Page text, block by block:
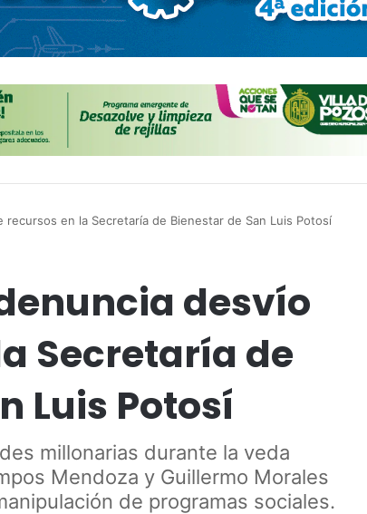
recursos en la Secretaría de Bienestar de San Luis Potosí
desvío
Secretaría de
Luis Potosí
millonarias durante la veda
Mendoza y Guillermo Morales
de programas sociales.